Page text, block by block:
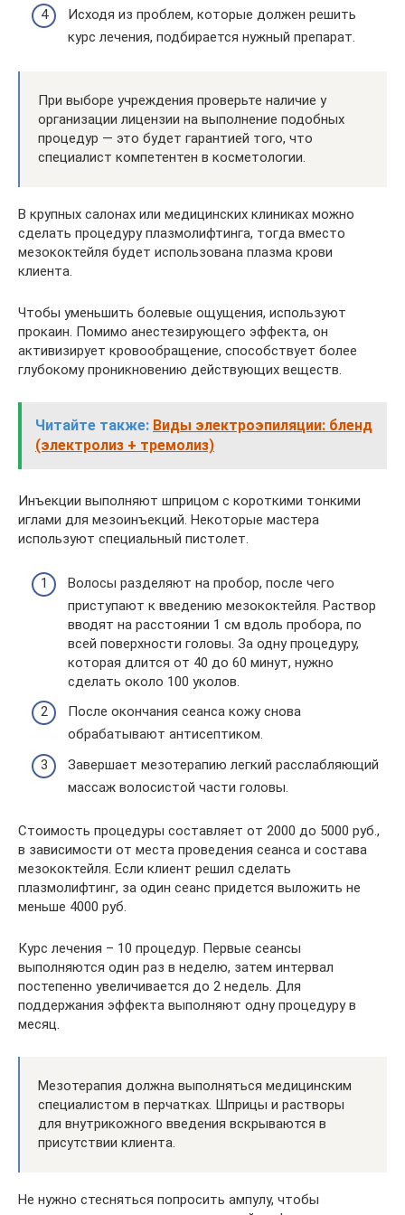
Исходя из проблем, которые должен решить
курс лечения, подбирается нужный препарат.
При выборе учреждения проверьте наличие у
организации лицензии на выполнение подобных
процедур — это будет гарантией того, что
специалист компетентен в косметологии.
В крупных салонах или медицинских клиниках можно
сделать процедуру плазмолифтинга, тогда вместо
мезококтейля будет использована плазма крови
клиента.
Чтобы уменьшить болевые ощущения, используют
прокаин. Помимо анестезирующего эффекта, он
активизирует кровообращение, способствует более
глубокому проникновению действующих веществ.
Читайте также: Виды электроэпиляции: бленд
(электролиз + тремолиз)
Инъекции выполняют шприцом с короткими тонкими
иглами для мезоинъекций. Некоторые мастера
используют специальный пистолет.
Волосы разделяют на пробор, после чего
приступают к введению мезококтейля. Раствор
вводят на расстоянии 1 см вдоль пробора, по
всей поверхности головы. За одну процедуру,
которая длится от 40 до 60 минут, нужно
сделать около 100 уколов.
После окончания сеанса кожу снова
обрабатывают антисептиком.
Завершает мезотерапию легкий расслабляющий
массаж волосистой части головы.
Стоимость процедуры составляет от 2000 до 5000 руб.,
в зависимости от места проведения сеанса и состава
мезококтейля. Если клиент решил сделать
плазмолифтинг, за один сеанс придется выложить не
меньше 4000 руб.
Курс лечения – 10 процедур. Первые сеансы
выполняются один раз в неделю, затем интервал
постепенно увеличивается до 2 недель. Для
поддержания эффекта выполняют одну процедуру в
месяц.
Мезотерапия должна выполняться медицинским
специалистом в перчатках. Шприцы и растворы
для внутрикожного введения вскрываются в
присутствии клиента.
Не нужно стесняться попросить ампулу, чтобы